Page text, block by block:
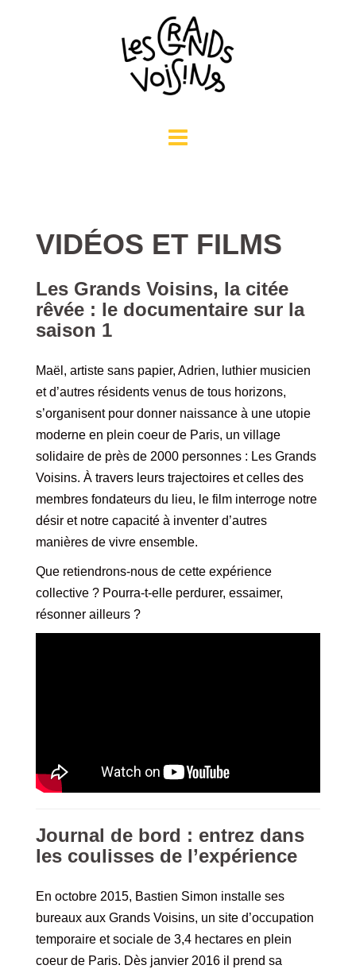
VIDÉOS ET FILMS
Les Grands Voisins, la citée
rêvée : le documentaire sur la
saison 1
Maël, artiste sans papier, Adrien, luthier musicien
et d’autres résidents venus de tous horizons,
s’organisent pour donner naissance à une utopie
moderne en plein coeur de Paris, un village
solidaire de près de 2000 personnes : Les Grands
Voisins. À travers leurs trajectoires et celles des
membres fondateurs du lieu, le film interroge notre
désir et notre capacité à inventer d’autres
manières de vivre ensemble.
Que retiendrons-nous de cette expérience
collective ? Pourra-t-elle perdurer, essaimer,
résonner ailleurs ?
Journal de bord : entrez dans
les coulisses de l’expérience
En octobre 2015, Bastien Simon installe ses
bureaux aux Grands Voisins, un site d’occupation
temporaire et sociale de 3,4 hectares en plein
coeur de Paris. Dès janvier 2016 il prend sa